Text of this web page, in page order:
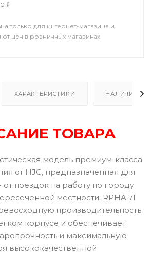
₽
только для интернет-магазина и
от цен в розничных магазинах
ХАРАКТЕРИСТИКИ НАЛИЧИЕ В
ТОВАРА
модель премиум-класса
от HJC, предназначенная для
поездок на работу по городу
местности. RPHA 71
производительность
корпусе и обеспечивает
и максимальную
высококачественной